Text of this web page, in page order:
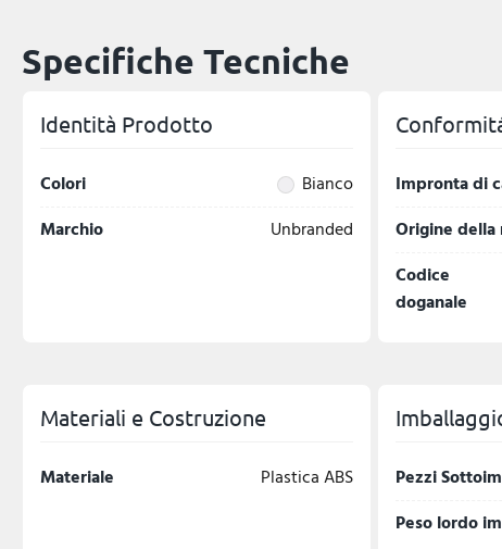
Specifiche Tecniche
Identità Prodotto
Colori
Bianco
Marchio
Unbranded
Impronta di
Origine della
Codice
doganale
Materiali e Costruzione
Materiale Plastica ABS Pezzi
Peso lordo